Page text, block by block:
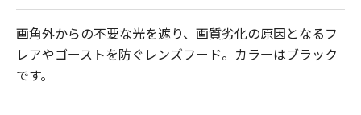
画角外からの不要な光を遮り、画質劣化の原因となるフ
レアやゴーストを防ぐレンズフード。カラーはブラック
です。